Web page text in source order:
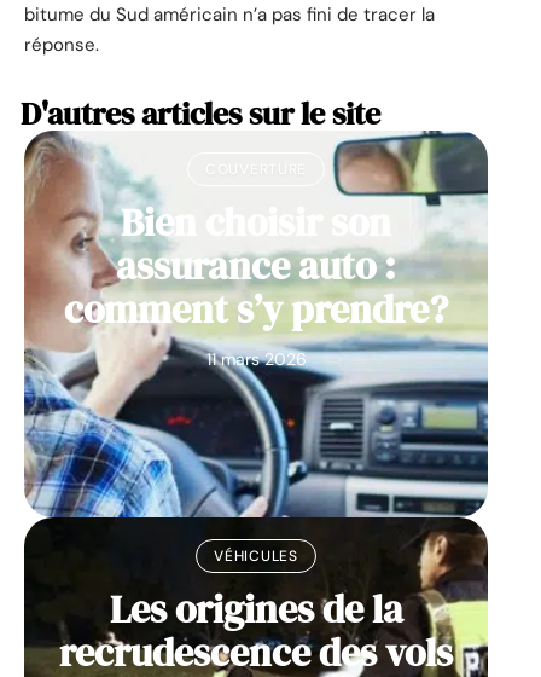
bitume du Sud américain n’a pas fini de tracer la
réponse.
D'autres articles sur le site
Bien choisir son
assurance auto :
comment s’y prendre?
11 mars 2026
VÉHICULES
Les origines de la
recrudescence des vols